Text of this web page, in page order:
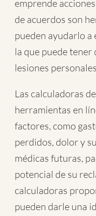
emprende
de acuerdos son
pueden ayudarlo a
la que puede tener
lesiones
Las calculadoras
herramientas en
factores, como
perdidos, dolor y
médicas futuras,
potencial de su
calculadoras
pueden darle una